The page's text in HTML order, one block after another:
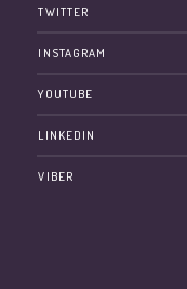
TWITTER
INSTAGRAM
YOUTUBE
LINKEDIN
VIBER